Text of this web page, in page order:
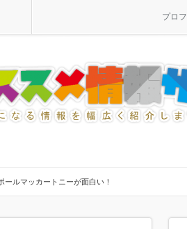
プロ
ルマッカートニーが面白い！